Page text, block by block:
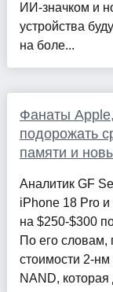
ИИ-значком и
устройства
на боле...
Фанаты
подорожать
памяти и
Аналитик GF
iPhone 18 Pro
на $250-$300
По его словам,
стоимости 2-нм
NAND, которая